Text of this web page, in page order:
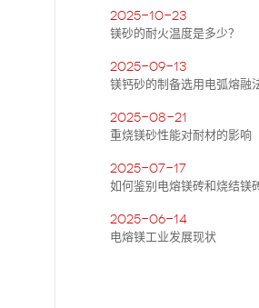
2025-10-23
镁砂的耐火温度是多少？
2025-09-13
镁钙砂的制备选用电弧熔融
2025-08-21
重烧镁砂性能对耐材的影响
2025-07-17
如何鉴别电熔镁砖和烧结镁
2025-06-14
电熔镁工业发展现状